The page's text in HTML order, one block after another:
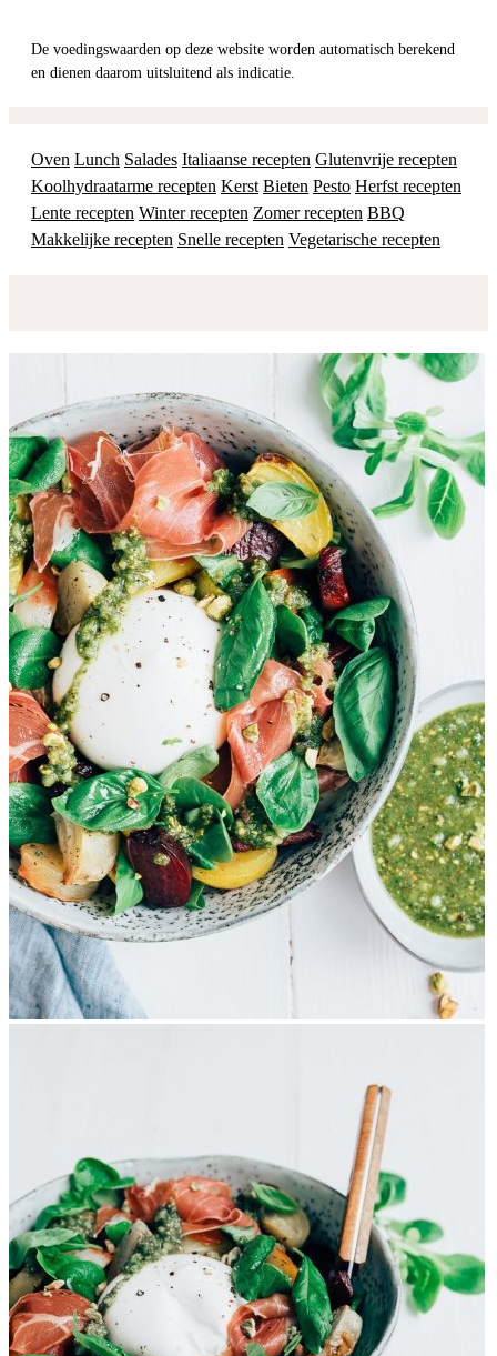
De voedingswaarden op deze website worden automatisch berekend
en dienen daarom uitsluitend als indicatie.
Oven Lunch Salades Italiaanse recepten Glutenvrije recepten
Koolhydraatarme recepten Kerst Bieten Pesto Herfst recepten
Lente recepten Winter recepten Zomer recepten BBQ
Makkelijke recepten Snelle recepten Vegetarische recepten